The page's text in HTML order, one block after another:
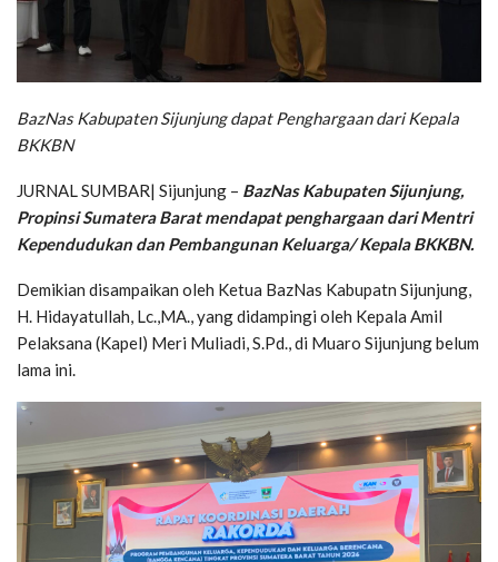
BazNas Kabupaten Sijunjung dapat Penghargaan dari Kepala
BKKBN
JURNAL SUMBAR| Sijunjung – BazNas Kabupaten Sijunjung,
Propinsi Sumatera Barat mendapat penghargaan dari Mentri
Kependudukan dan Pembangunan Keluarga/ Kepala BKKBN.
Demikian disampaikan oleh Ketua BazNas Kabupatn Sijunjung,
H. Hidayatullah, Lc.,MA., yang didampingi oleh Kepala Amil
Pelaksana (Kapel) Meri Muliadi, S.Pd., di Muaro Sijunjung belum
lama ini.